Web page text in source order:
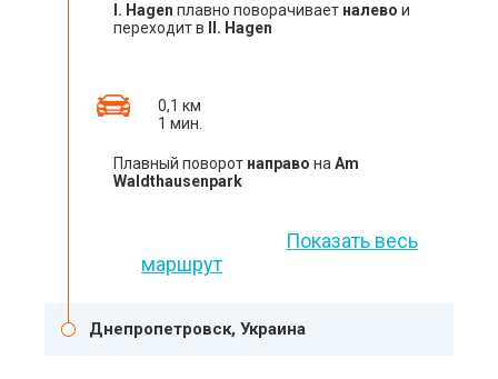
I. Hagen плавно поворачивает налево и
переходит в
II. Hagen
0,1 км
1 мин.
Плавный поворот направо на Am
Waldthausenpark
Показать весь
маршрут
Днепропетровск, Украина